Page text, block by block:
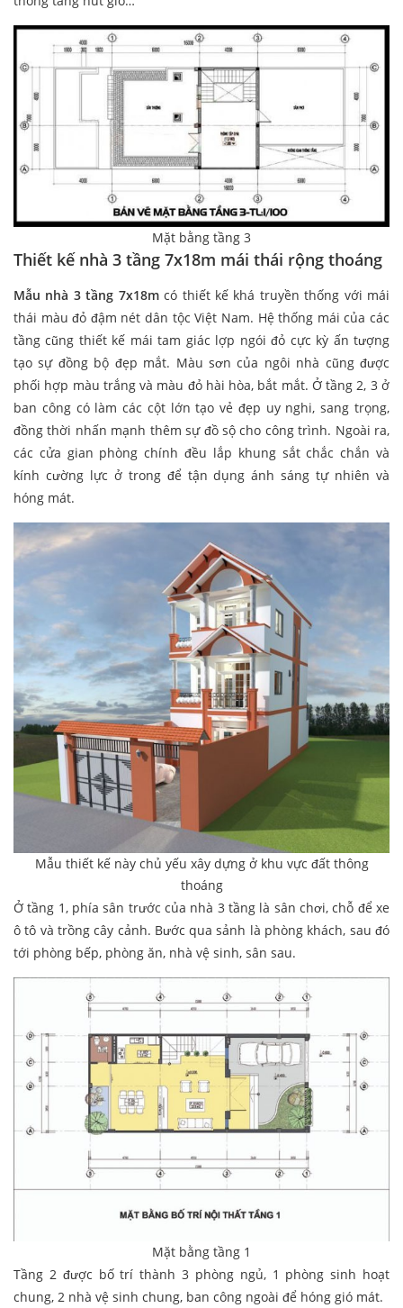
Mặt bằng tầng 3
Thiết kế nhà 3 tầng 7x18m mái thái rộng thoáng
Mẫu nhà 3 tầng 7x18mcó thiết kế khá truyền thống với mái
thái màu đỏ đậm nét dân tộc Việt Nam. Hệ thống mái của các
tầng cũng thiết kế mái tam giác lợp ngói đỏ cực kỳ ấn tượng
tạo sự đồng bộ đẹp mắt. Màu sơn của ngôi nhà cũng được
phối hợp màu trắng và màu đỏ hài hòa, bắt mắt. Ở tầng 2, 3 ở
ban công có làm các cột lớn tạo vẻ đẹp uy nghi, sang trọng,
đồng thời nhấn mạnh thêm sự đồ sộ cho công trình. Ngoài ra,
các cửa gian phòng chính đều lắp khung sắt chắc chắn và
kính cường lực ở trong để tận dụng ánh sáng tự nhiên và
hóng mát.
Mẫu thiết kế này chủ yếu xây dựng ở khu vực đất thông
thoáng
Ở tầng 1, phía sân trước của nhà 3 tầng là sân chơi, chỗ để xe
ô tô và trồng cây cảnh. Bước qua sảnh là phòng khách, sau đó
tới phòng bếp, phòng ăn, nhà vệ sinh, sân sau.
Mặt bằng tầng 1
Tầng 2 được bố trí thành 3 phòng ngủ, 1 phòng sinh hoạt
chung, 2 nhà vệ sinh chung, ban công ngoài để hóng gió mát.